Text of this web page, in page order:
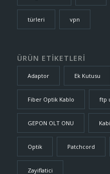
türleri vpn
ÜRÜN ETİKETLERİ
Adaptor Ek Kutusu
Fiber Optik Kablo ftp
GEPON OLT ONU
Optik Patchcord
Zayiflatici